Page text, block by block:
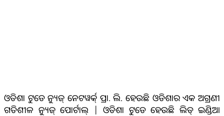
ଓଡିଶା ଟୁଡେ ନ୍ୟୁଜ୍ ନେଟୱର୍କ୍ ପ୍ରା. ଲି. ହେଉଛି ଓଡିଶାର ଏକ ଅଗ୍ରଣୀ
ଗତିଶୀଳ ନ୍ୟୁଜ୍ ପୋର୍ଟାଲ୍ | ଓଡିଶା ଟୁଡେ ହେଉଛି ଲିଡ୍ ଇଣ୍ଡିଆ